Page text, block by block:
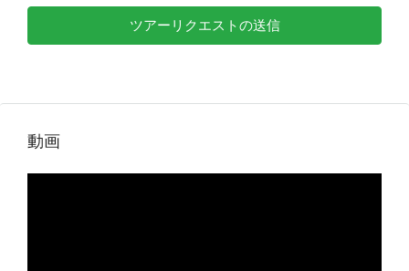
ツアーリクエストの送信
動画